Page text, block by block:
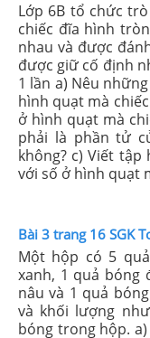
Lớp 6B tổ chức
chiếc đĩa hình
nhau và được
được giữ cố định
1 lần a) Nêu
hình quạt mà
ở hình quạt mà
phải là phần tử
không? c) Viết
với số ở hình quạt
Bài 3 trang 16 SGK
Một hộp có 5
xanh, 1 quả bóng
nâu và 1 quả
và khối lượng
bóng trong hộp.